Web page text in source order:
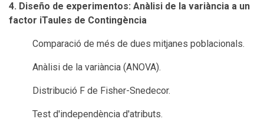
4. Diseño de experimentos: Anàlisi de la variància a un
factor iTaules de Contingència
Comparació de més de dues mitjanes poblacionals.
Anàlisi de la variància (ANOVA).
Distribució F de Fisher-Snedecor.
Test d'independència d'atributs.